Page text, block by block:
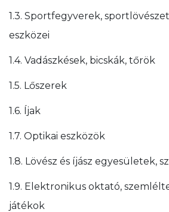
1.3. Sportfegyverek,
eszközei
1.4. Vadászkések, bicskák, tőrök
1.5. Lőszerek
1.6. Íjak
1.7. Optikai eszközök
1.8. Lövész és íjász egyesületek,
1.9. Elektronikus oktató,
játékok